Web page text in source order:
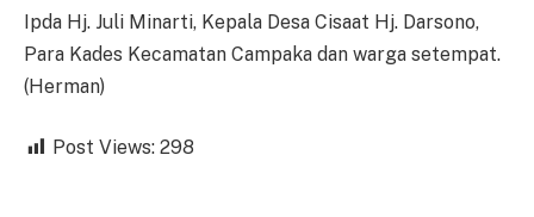
Ipda Hj. Juli Minarti, Kepala Desa Cisaat Hj. Darsono,
Para Kades Kecamatan Campaka dan warga setempat.
(Herman)
Post Views: 298